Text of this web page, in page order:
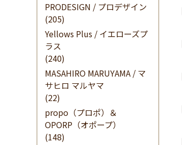
PRODESIGN / プロデザイン
(205)
Yellows Plus / イエローズプ
ラス
(240)
MASAHIRO MARUYAMA / マ
サヒロ マルヤマ
(22)
propo（プロポ）＆
OPORP（オポープ）
(148)